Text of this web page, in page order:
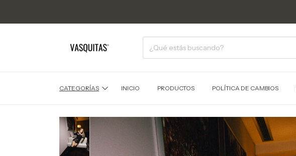
CATEGORÍAS INICIO PRODUCTOS POLÍTICA DE CAMBIOS